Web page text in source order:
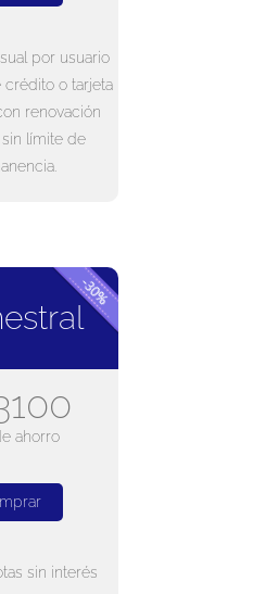
por usuario
crédito o tarjeta
renovación
límite de
ahorro
sin interés